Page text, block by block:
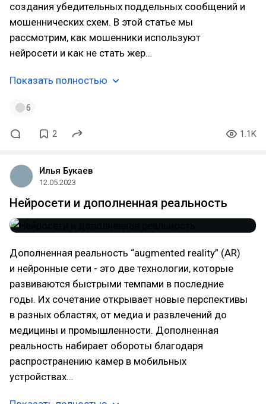
создания убедительных поддельных сообщений и
мошеннических схем. В этой статье мы
рассмотрим, как мошенники используют
нейросети и как не стать жер…
Показать полностью
6
2 1.1K
Илья Букаев
12.05.2023
Нейросети и дополненная реальность
Дополненная реальность “augmented reality” (AR)
и нейронные сети - это две технологии, которые
развиваются быстрыми темпами в последние
годы. Их сочетание открывает новые перспективы
в разных областях, от медиа и развлечений до
медицины и промышленности. Дополненная
реальность набирает обороты благодаря
распространению камер в мобильных
устройствах…